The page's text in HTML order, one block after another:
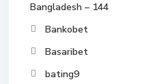
Bangladesh – 144
Bankobet
Basaribet
bating9